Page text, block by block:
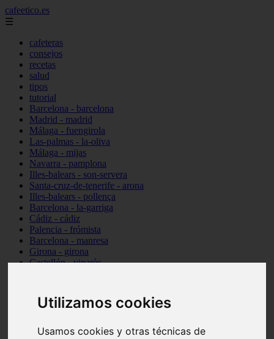
Utilizamos cookies
Usamos cookies y otras técnicas de
cafeetico.es
☰
cafeteras
consejos
recetas
salud
tipos
tutorial
Barcelona - barcelona
Madrid - madrid
Málaga - fuengirola
Las-palmas - la-oliva
Málaga - mijas
Navarra - pamplona
Illes-balears - son-servera
Santa-cruz-de-tenerife - arona
Illes-balears - pollença
Barcelona - la-garriga
Cádiz - cádiz
Palencia - frómista
Barcelona - manresa
Girona - girona
Castellón - vinaròs
Málaga - nerja
Girona - blanes
Málaga - marbella